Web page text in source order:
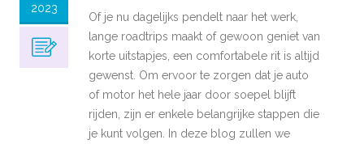
2023
Of je nu dagelijks pendelt naar het werk,
lange roadtrips maakt of gewoon geniet van
korte uitstapjes, een comfortabele rit is altijd
gewenst. Om ervoor te zorgen dat je auto
of motor het hele jaar door soepel blijft
rijden, zijn er enkele belangrijke stappen die
je kunt volgen. In deze blog zullen we